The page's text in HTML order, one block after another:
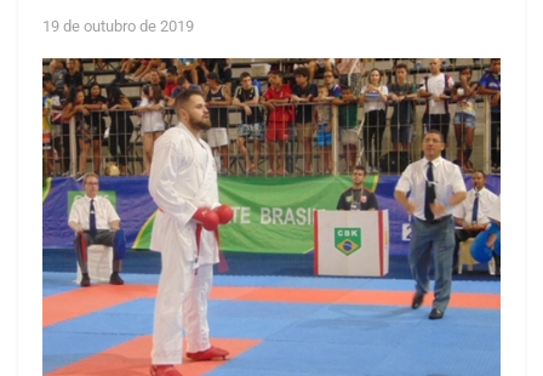
19 de outubro de 2019